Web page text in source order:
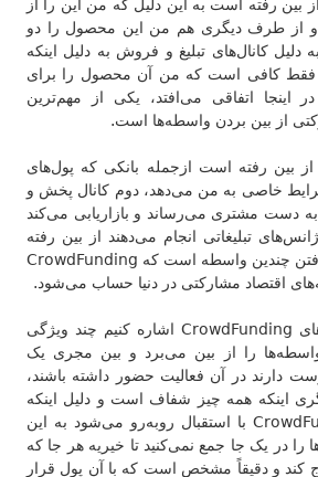
رفته است به این دلیل که من این را از
و از طرف دیگری هم من این محصول را دو
دلیل کانال‌های تبلیغ و فروش به دلیل اینکه
فقط کافی است که من آن محصول را برای
اتفاقی می‌افتد، یکی از مهم‌ترین
از بین بردن واسطه‌ها است.
بین رفته است ازجمله بانکی که پول‌های
خاصی به من می‌دهد، دوم کانال پخش و
دست مشتری می‌رساند و بازاریابی می‌کند
تبلیغاتی انجام می‌دهند از بین رفته
است و به دلیل از بین رفتن چندین واسطه است که CrowdFunding
اقتصاد مشارکتی در دنیا حساب می‌شود.
اگر بخواهیم به ویژگی‌های CrowdFunding اشاره کنیم چند ویژگی
را از بین می‌برد و بین مجری یک
دارند در آن فعالیت حضور داشته باشند،
اینکه همه چیز شفاف است و دلیل اینکه
در حوزه خیریه CrowdFunding با استقبال روبه‌رو می‌شود به این
در یک جا جمع نمی‌کنید تا خیریه هر جا که
و دقیقاً مشخص است که با آن پول قرار